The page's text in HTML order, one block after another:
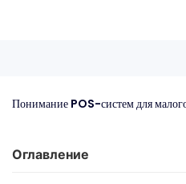
Понимание POS-систем для
Оглавление